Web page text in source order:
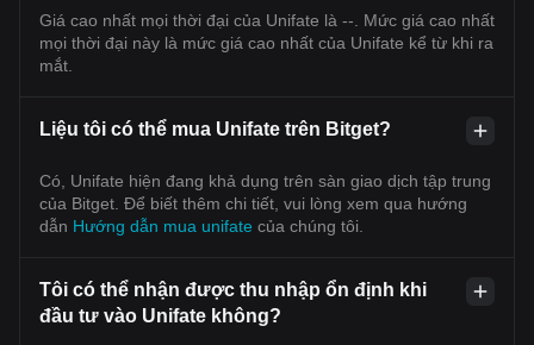
Giá cao nhất mọi thời đại của Unifate là --. Mức giá cao nhất
mọi thời đại này là mức giá cao nhất của Unifate kể từ khi ra
mắt.
Liệu tôi có thể mua Unifate trên Bitget?
Có, Unifate hiện đang khả dụng trên sàn giao dịch tập trung
của Bitget. Để biết thêm chi tiết, vui lòng xem qua hướng
dẫn Hướng dẫn mua unifate của chúng tôi.
Tôi có thể nhận được thu nhập ổn định khi
đầu tư vào Unifate không?